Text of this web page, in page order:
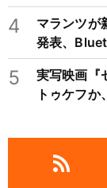
4
マランツが
発表、
5
実写映画『
トゥケフ